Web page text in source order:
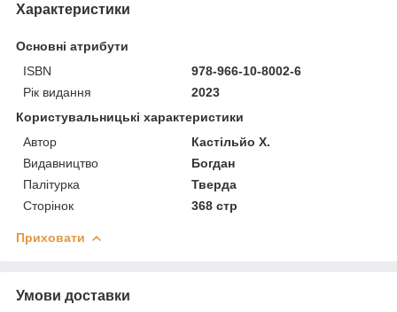
Характеристики
Основні атрибути
ISBN
978-966-10-8002-6
Рік видання
2023
Користувальницькі характеристики
Автор
Кастільйо Х.
Видавництво
Богдан
Палітурка
Тверда
Сторінок
368 стр
Приховати
Умови доставки